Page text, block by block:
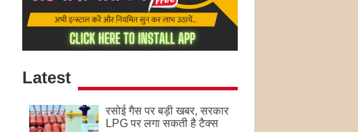
Latest
रसोई गैस पर बड़ी खबर, सरकार
LPG पर लगा सकती है टैक्स